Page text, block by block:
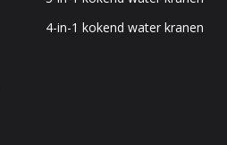
4-in-1 kokend water kranen